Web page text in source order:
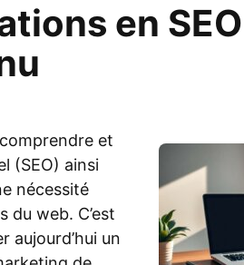
en
et
(SEO) ainsi
nécessité
du web. C’est
aujourd’hui un